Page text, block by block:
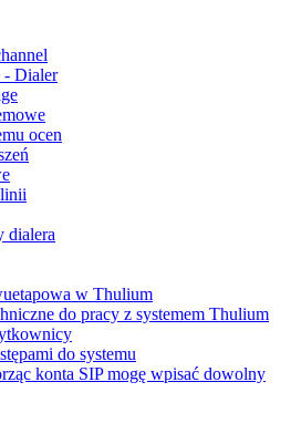
- Dialer
ocen
dialera
w Thulium
do pracy z systemem Thulium
do systemu
konta SIP mogę wpisać dowolny